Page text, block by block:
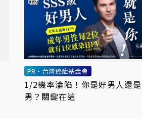
PR・台灣癌症基金會
1/2機率淪陷！你是好男人還
男？關鍵在這